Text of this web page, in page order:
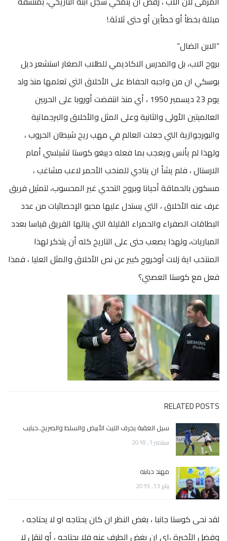
مبللة بخطأ أو خطأين أو حتى ثلاثة.!
“الابن الضال”
بروح الاب، بل والمدرس الاكاديمي للطلاب الصغار استشعر ديل
بوسكي ان من واجبه الحفاظ على الأخلاق التي تعلمها منذ ولد
يوم 23 ديسمبر 1950 ، أي منذ انتفضت أوروبا على الحربين
العالميتين الأولى والثانية وعلى المثل والأخلاق والبرجماتية
والبورجوازية التي جعلت العالم في مهب ريح شيطان الحروب ،
ولهذا لم يأنس ويعجب بما فعله دييغو كوستا تشيلسي أمام
الارسنال ، فلم يشأ ان ينادي للمنخب الأحمر لاعب مشاغب ،
مسكون بالحماقة أحيانا وبروح التحدي غير المحسوب، لتمثيل فريق
عرف عنه الأخلاق ، التي يستدل عليها محبو الإحصائيات من عدد
البطاقات الصفراء والحمراء القليلة التي ينالها الفريق قياسا بعدد
المباريات، ولهذا يصعب حتى على التاريخ كله أن يتذكر لهذا
المنتخب اية زلات أوخروج كبير عن نص الأخلاق والمثل العليا ، فمذا
فعل مع كوستا العصبي؟
RELATED POSTS
سيل العقبة يجرف الليث الأبيض والسلط والصريح..حبايب
سبتمبر 1, 2018
مهند دبابنه
يناير 13, 2019
لقد نحى كوستا جانبا ، بغض النظر ان كان يحتاجه او لا يحتاجه ،
وفضل الأخيرة ،اي ان يغض الطرف عنه فلا يحتاجه ، أو لنقل لا